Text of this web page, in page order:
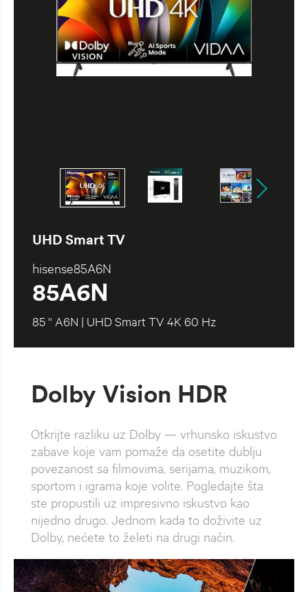
UHD Smart TV
hisense85A6N
85A6N
85 '' A6N | UHD Smart TV 4K 60 Hz
Dolby Vision HDR
Otkrijte razliku uz Dolby — vrhunsko iskustvo
zabave koje vam pomaže da osetite dublju
povezanost sa filmovima, serijama, muzikom,
sportom i igrama koje volite. Pogledajte šta
ste propustili uz impresivno iskustvo kao
nijedno drugo. Jednom kada to doživite uz
Dolby, nećete to želeti na drugi način.